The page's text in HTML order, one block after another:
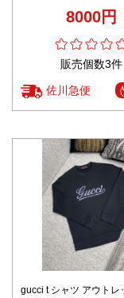
8000円
販売個数3件
佐川急便
gucci t シャツ アウトレ